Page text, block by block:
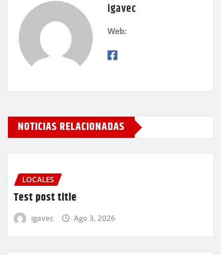
igavec
Web:
NOTICIAS RELACIONADAS
LOCALES
Test post title
igavec Ago 3, 2026